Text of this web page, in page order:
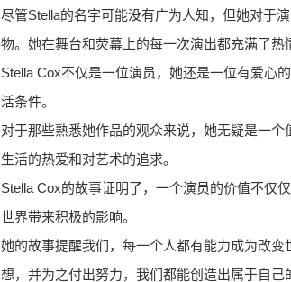
尽管Stella的名字可能没有广为人知，但她对于
物。她在舞台和荧幕上的每一次演出都充满了热
Stella Cox不仅是一位演员，她还是一位有爱心
活条件。
对于那些熟悉她作品的观众来说，她无疑是一
生活的热爱和对艺术的追求。
Stella Cox的故事证明了，一个演员的价值不仅
世界带来积极的影响。
她的故事提醒我们，每一个人都有能力成为改
想，并为之付出努力，我们都能创造出属于自己